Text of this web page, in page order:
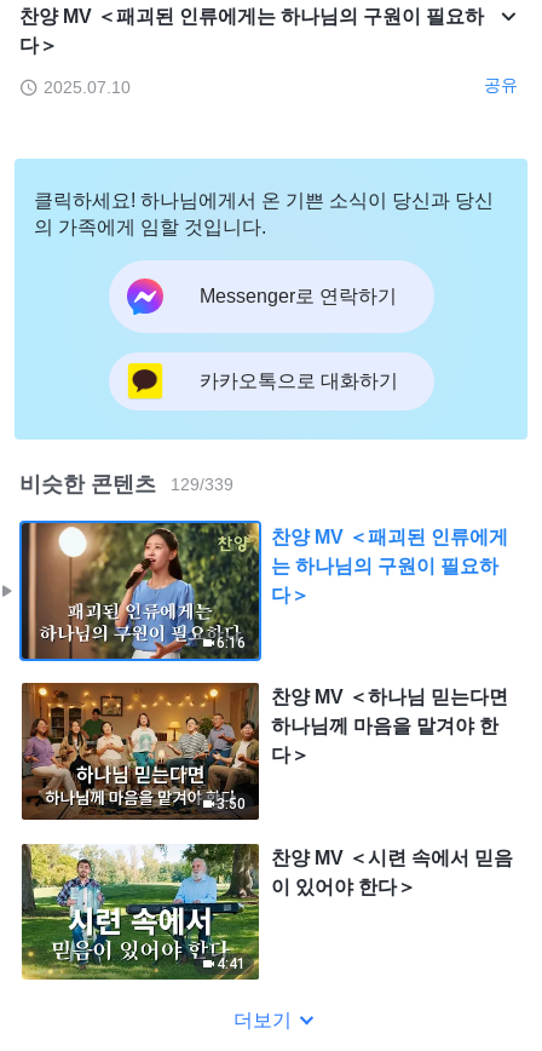
찬양 MV ＜패괴된 인류에게는 하나님의 구원이 필요하
다＞
2025.07.10 공유
클릭하세요! 하나님에게서 온 기쁜 소식이 당신과 당신
의 가족에게 임할 것입니다.
Messenger로 연락하기
카카오톡으로 대화하기
비슷한 콘텐츠 129/339
6:16
찬양 MV ＜패괴된 인류에게
는 하나님의 구원이 필요하
다＞
3:50
찬양 MV ＜하나님 믿는다면
하나님께 마음을 맡겨야 한
다＞
4:41
찬양 MV ＜시련 속에서 믿음
이 있어야 한다＞
더보기